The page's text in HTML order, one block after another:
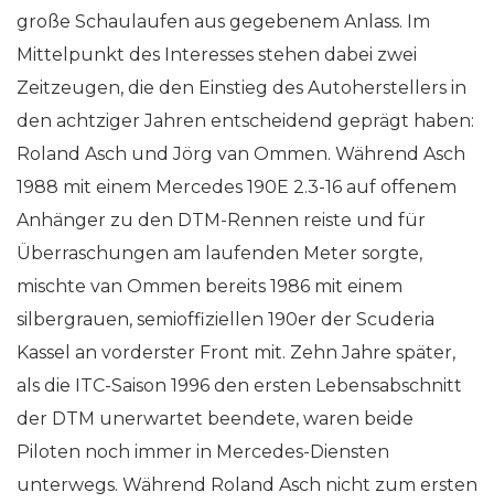
große Schaulaufen aus gegebenem Anlass. Im
Mittelpunkt des Interesses stehen dabei zwei
Zeitzeugen, die den Einstieg des Autoherstellers in
den achtziger Jahren entscheidend geprägt haben:
Roland Asch und Jörg van Ommen. Während Asch
1988 mit einem Mercedes 190E 2.3-16 auf offenem
Anhänger zu den DTM-Rennen reiste und für
Überraschungen am laufenden Meter sorgte,
mischte van Ommen bereits 1986 mit einem
silbergrauen, semioffiziellen 190er der Scuderia
Kassel an vorderster Front mit. Zehn Jahre später,
als die ITC-Saison 1996 den ersten Lebensabschnitt
der DTM unerwartet beendete, waren beide
Piloten noch immer in Mercedes-Diensten
unterwegs. Während Roland Asch nicht zum ersten